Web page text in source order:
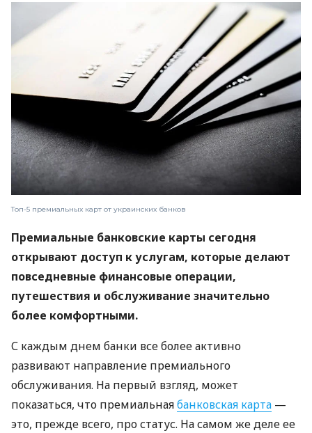
Топ-5 премиальных карт от украинских банков
Премиальные банковские карты сегодня
открывают доступ к услугам, которые делают
повседневные финансовые операции,
путешествия и обслуживание значительно
более комфортными.
С каждым днем ​​банки все более активно
развивают направление премиального
обслуживания. На первый взгляд, может
показаться, что премиальнаябанковская карта —
это, прежде всего, про статус. На самом же деле ее